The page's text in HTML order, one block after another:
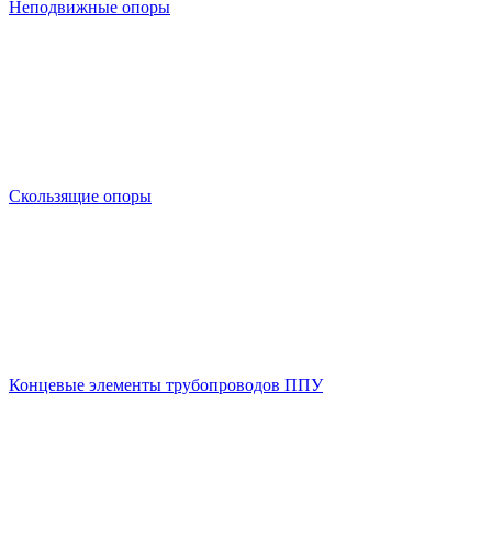
Неподвижные опоры
Скользящие опоры
Концевые элементы трубопроводов ППУ